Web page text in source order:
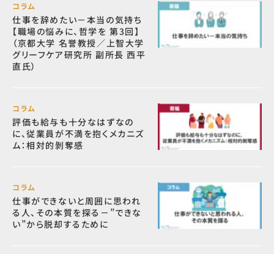
コラム
仕事を辞めたい－本当の気持ち
【職場の悩みに、哲学を 第3回】
（京都大学 名誉教授／上智大学
グリーフケア研究所 副所長 西平
直氏）
コラム
評価も給与も十分なはずなの
に、従業員が不満を抱くメカニズ
ム：相対的剝奪感
コラム
仕事ができないと周囲に思われ
る人、その本質を探る－”できな
い”から脱却するために